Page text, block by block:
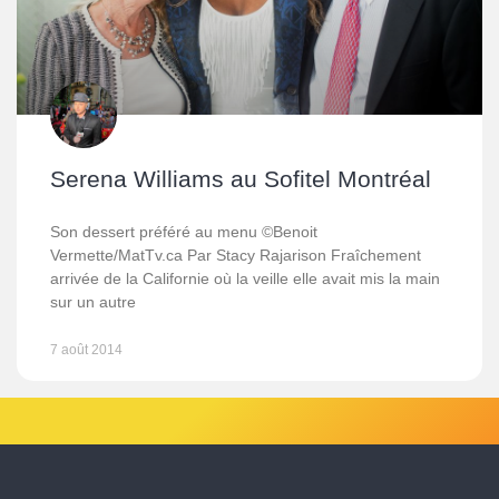
Serena Williams au Sofitel Montréal
Son dessert préféré au menu ©Benoit
Vermette/MatTv.ca Par Stacy Rajarison Fraîchement
arrivée de la Californie où la veille elle avait mis la main
sur un autre
7 août 2014